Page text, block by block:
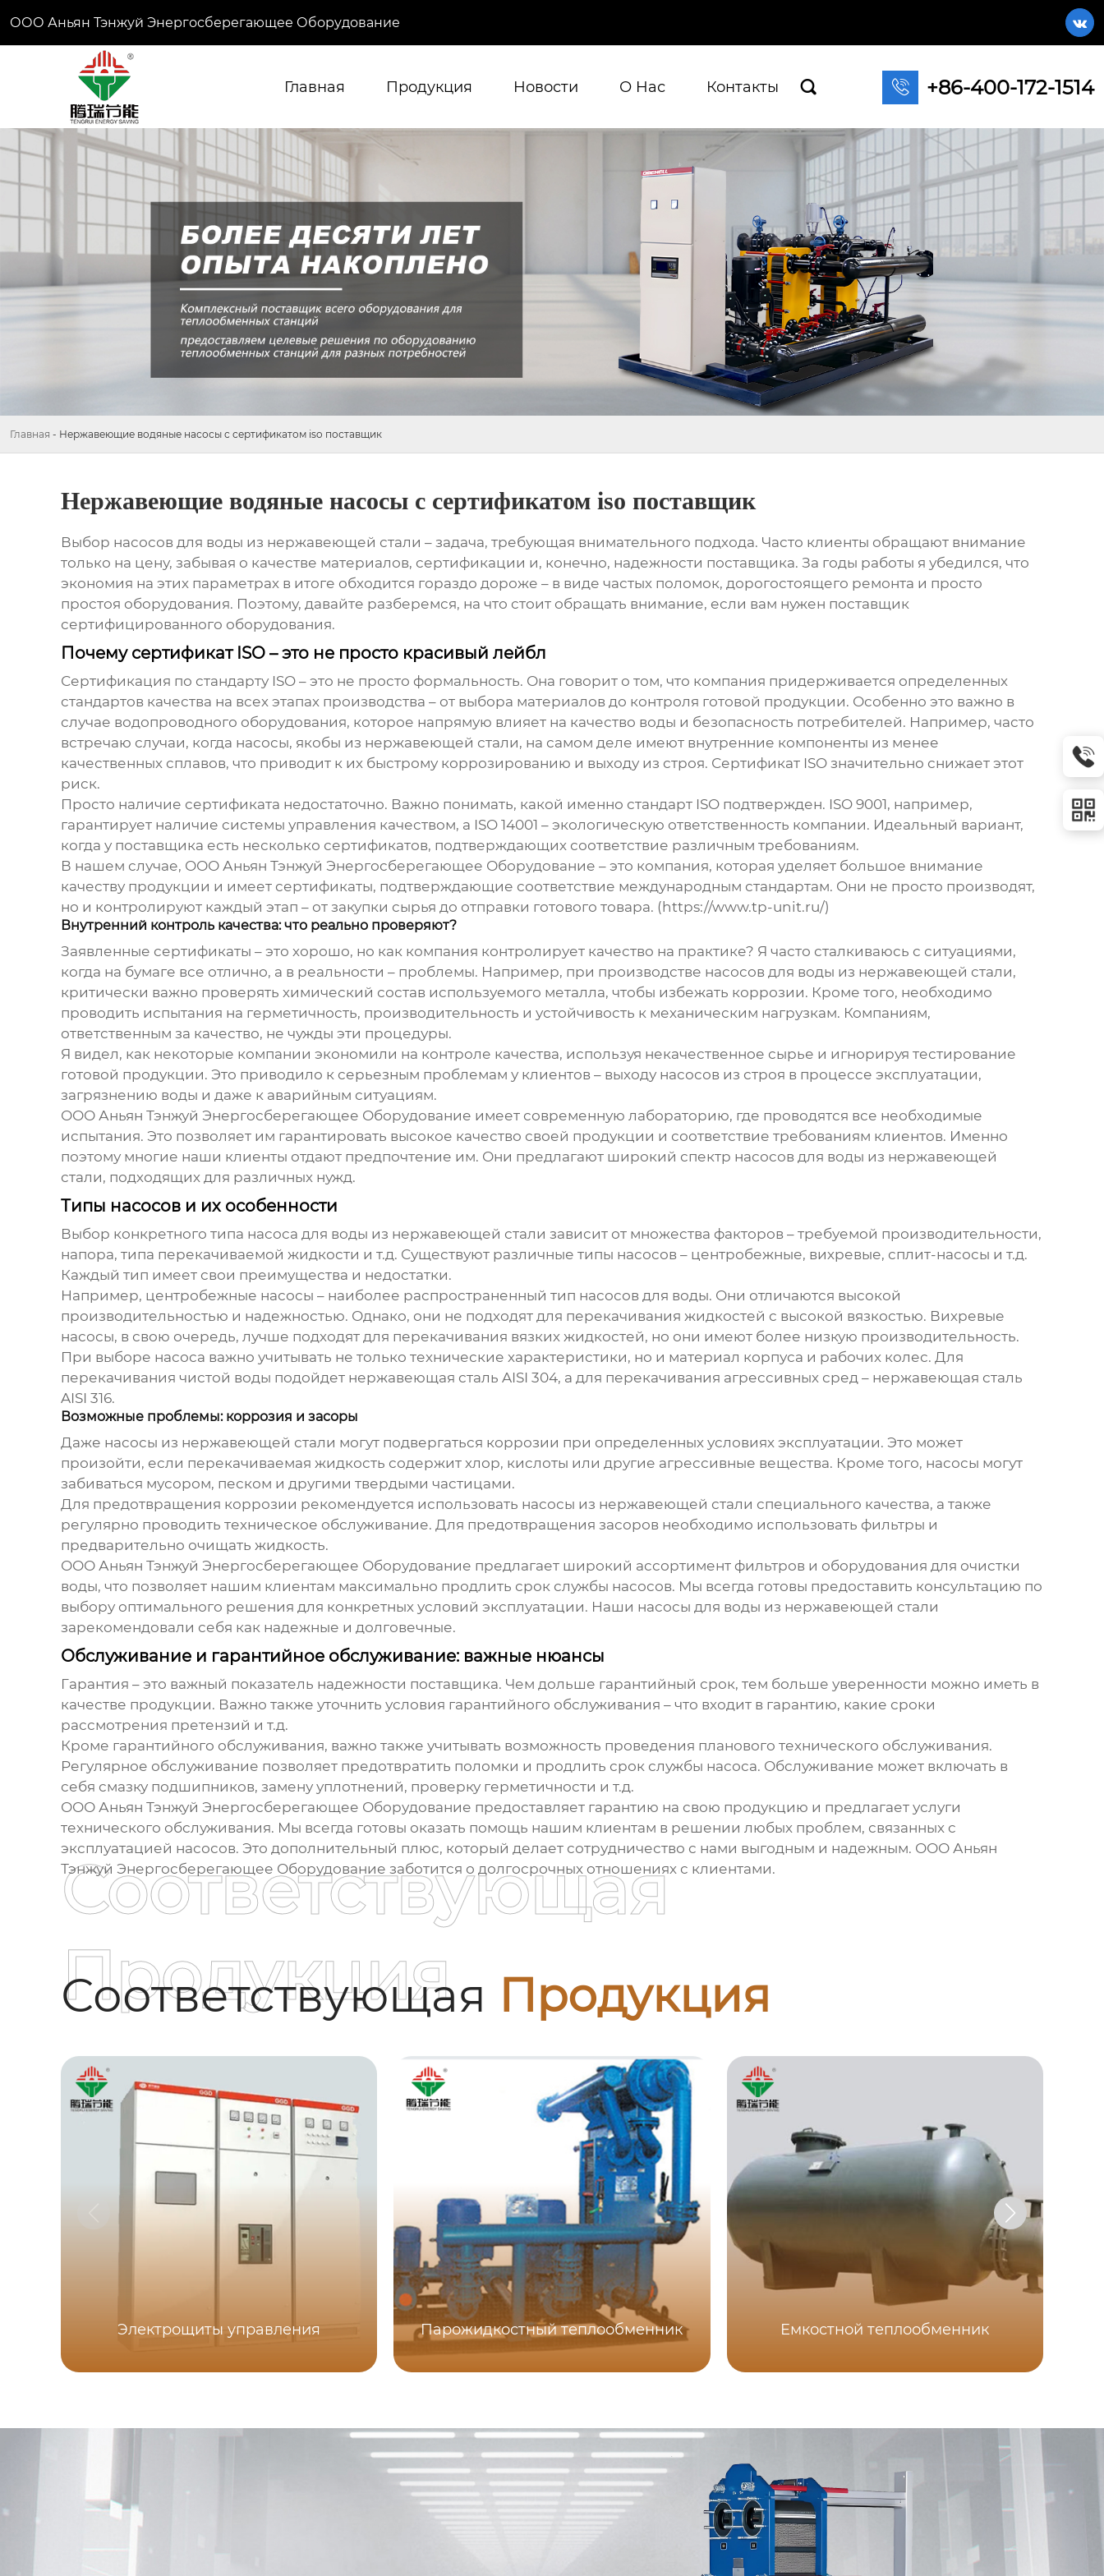
ООО Аньян Тэнжуй Энергосберегающее Оборудование 
Главная Продукция Новости О Hас Контакты   +86-400-172-1514
Главная - Нержавеющие водяные насосы с сертификатом iso поставщик
Нержавеющие водяные насосы с сертификатом iso поставщик
Выбор насосов для воды из нержавеющей стали – задача, требующая внимательного подхода. Часто клиенты обращают внимание
только на цену, забывая о качестве материалов, сертификации и, конечно, надежности поставщика. За годы работы я убедился, что
экономия на этих параметрах в итоге обходится гораздо дороже – в виде частых поломок, дорогостоящего ремонта и просто
простоя оборудования. Поэтому, давайте разберемся, на что стоит обращать внимание, если вам нужен поставщик
сертифицированного оборудования.
Почему сертификат ISO – это не просто красивый лейбл
Сертификация по стандарту ISO – это не просто формальность. Она говорит о том, что компания придерживается определенных
стандартов качества на всех этапах производства – от выбора материалов до контроля готовой продукции. Особенно это важно в
случае водопроводного оборудования, которое напрямую влияет на качество воды и безопасность потребителей. Например, часто
встречаю случаи, когда насосы, якобы из нержавеющей стали, на самом деле имеют внутренние компоненты из менее
качественных сплавов, что приводит к их быстрому коррозированию и выходу из строя. Сертификат ISO значительно снижает этот
риск.
Просто наличие сертификата недостаточно. Важно понимать, какой именно стандарт ISO подтвержден. ISO 9001, например,
гарантирует наличие системы управления качеством, а ISO 14001 – экологическую ответственность компании. Идеальный вариант,
когда у поставщика есть несколько сертификатов, подтверждающих соответствие различным требованиям.
В нашем случае, ООО Аньян Тэнжуй Энергосберегающее Оборудование – это компания, которая уделяет большое внимание
качеству продукции и имеет сертификаты, подтверждающие соответствие международным стандартам. Они не просто производят,
но и контролируют каждый этап – от закупки сырья до отправки готового товара. (https://www.tp-unit.ru/)
Внутренний контроль качества: что реально проверяют?
Заявленные сертификаты – это хорошо, но как компания контролирует качество на практике? Я часто сталкиваюсь с ситуациями,
когда на бумаге все отлично, а в реальности – проблемы. Например, при производстве насосов для воды из нержавеющей стали,
критически важно проверять химический состав используемого металла, чтобы избежать коррозии. Кроме того, необходимо
проводить испытания на герметичность, производительность и устойчивость к механическим нагрузкам. Компаниям,
ответственным за качество, не чужды эти процедуры.
Я видел, как некоторые компании экономили на контроле качества, используя некачественное сырье и игнорируя тестирование
готовой продукции. Это приводило к серьезным проблемам у клиентов – выходу насосов из строя в процессе эксплуатации,
загрязнению воды и даже к аварийным ситуациям.
ООО Аньян Тэнжуй Энергосберегающее Оборудование имеет современную лабораторию, где проводятся все необходимые
испытания. Это позволяет им гарантировать высокое качество своей продукции и соответствие требованиям клиентов. Именно
поэтому многие наши клиенты отдают предпочтение им. Они предлагают широкий спектр насосов для воды из нержавеющей
стали, подходящих для различных нужд.
Типы насосов и их особенности
Выбор конкретного типа насоса для воды из нержавеющей стали зависит от множества факторов – требуемой производительности,
напора, типа перекачиваемой жидкости и т.д. Существуют различные типы насосов – центробежные, вихревые, сплит-насосы и т.д.
Каждый тип имеет свои преимущества и недостатки.
Например, центробежные насосы – наиболее распространенный тип насосов для воды. Они отличаются высокой
производительностью и надежностью. Однако, они не подходят для перекачивания жидкостей с высокой вязкостью. Вихревые
насосы, в свою очередь, лучше подходят для перекачивания вязких жидкостей, но они имеют более низкую производительность.
При выборе насоса важно учитывать не только технические характеристики, но и материал корпуса и рабочих колес. Для
перекачивания чистой воды подойдет нержавеющая сталь AISI 304, а для перекачивания агрессивных сред – нержавеющая сталь
AISI 316.
Возможные проблемы: коррозия и засоры
Даже насосы из нержавеющей стали могут подвергаться коррозии при определенных условиях эксплуатации. Это может
произойти, если перекачиваемая жидкость содержит хлор, кислоты или другие агрессивные вещества. Кроме того, насосы могут
забиваться мусором, песком и другими твердыми частицами.
Для предотвращения коррозии рекомендуется использовать насосы из нержавеющей стали специального качества, а также
регулярно проводить техническое обслуживание. Для предотвращения засоров необходимо использовать фильтры и
предварительно очищать жидкость.
ООО Аньян Тэнжуй Энергосберегающее Оборудование предлагает широкий ассортимент фильтров и оборудования для очистки
воды, что позволяет нашим клиентам максимально продлить срок службы насосов. Мы всегда готовы предоставить консультацию по
выбору оптимального решения для конкретных условий эксплуатации. Наши насосы для воды из нержавеющей стали
зарекомендовали себя как надежные и долговечные.
Обслуживание и гарантийное обслуживание: важные нюансы
Гарантия – это важный показатель надежности поставщика. Чем дольше гарантийный срок, тем больше уверенности можно иметь в
качестве продукции. Важно также уточнить условия гарантийного обслуживания – что входит в гарантию, какие сроки
рассмотрения претензий и т.д.
Кроме гарантийного обслуживания, важно также учитывать возможность проведения планового технического обслуживания.
Регулярное обслуживание позволяет предотвратить поломки и продлить срок службы насоса. Обслуживание может включать в
себя смазку подшипников, замену уплотнений, проверку герметичности и т.д.
ООО Аньян Тэнжуй Энергосберегающее Оборудование предоставляет гарантию на свою продукцию и предлагает услуги
технического обслуживания. Мы всегда готовы оказать помощь нашим клиентам в решении любых проблем, связанных с
эксплуатацией насосов. Это дополнительный плюс, который делает сотрудничество с нами выгодным и надежным. ООО Аньян
Тэнжуй Энергосберегающее Оборудование заботится о долгосрочных отношениях с клиентами.
Соответствующая Продукция
Соответствующая
Продукция
Электрощиты управления Парожидкостный теплообменник Емкостной теплообменник